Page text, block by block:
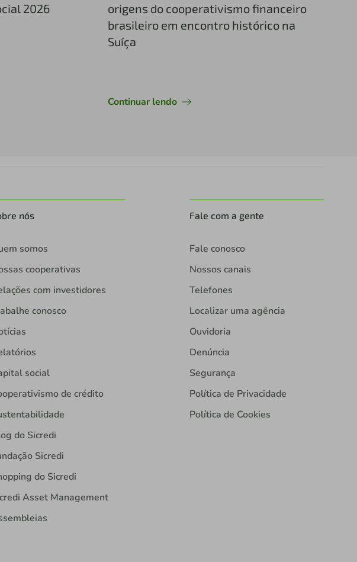
2026
origens do cooperativismo financeiro
brasileiro em encontro histórico na
Suíça
Continuar lendo
nós
somos
cooperativas
com investidores
conosco
social
de crédito
do Sicredi
Sicredi
do Sicredi
Asset Management
Fale com a gente
Fale conosco
Nossos canais
Telefones
Localizar uma agência
Ouvidoria
Denúncia
Segurança
Política de Privacidade
Política de Cookies